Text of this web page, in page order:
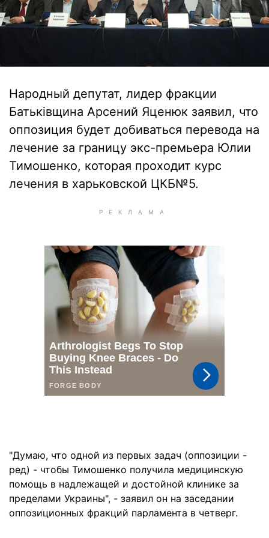
Народный депутат, лидер фракции
Батьківщина Арсений Яценюк заявил, что
оппозиция будет добиваться перевода на
лечение за границу экс-премьера Юлии
Тимошенко, которая проходит курс
лечения в харьковской ЦКБ№5.
"Думаю, что одной из первых задач (оппозиции -
ред) - чтобы Тимошенко получила медицинскую
помощь в надлежащей и достойной клинике за
пределами Украины", - заявил он на заседании
оппозиционных фракций парламента в четверг.